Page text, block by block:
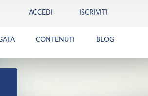
ACCEDI ISCRIVITI
CONTENUTI BLOG